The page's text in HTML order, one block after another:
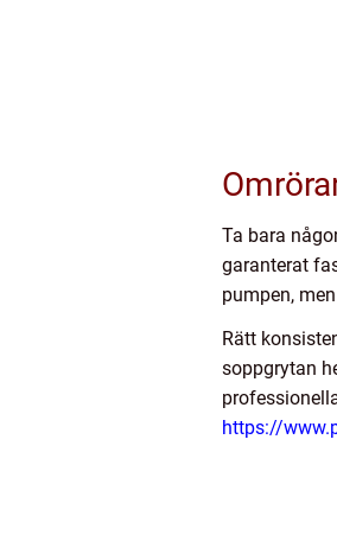
Ta bara
garanterat
pumpen,
Rätt
soppgrytan
https://